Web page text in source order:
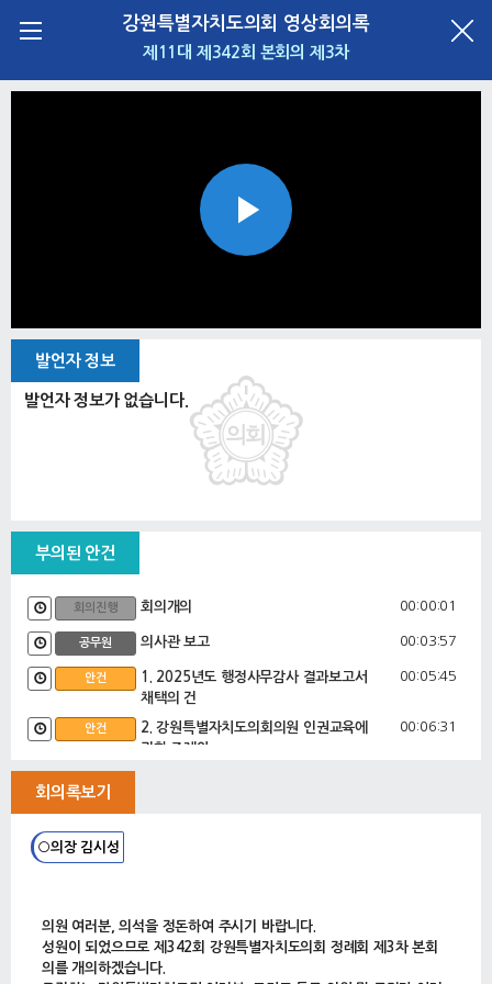
강원특별자치도의회 영상회의록
제11대 제342회 본회의 제3차
Play
발언자 정보
발언자 정보가 없습니다.
부의된 안건
회의진행 회의개의 00:00:01
공무원 의사관 보고 00:03:57
안건
1. 2025년도 행정사무감사 결과보고서
채택의 건
00:05:45
안건
2. 강원특별자치도의회의원 인권교육에
관한 조례안
00:06:31
안건
조례안
6. 강원특별자치도청 어린이집 운영 사무
의 민간위탁 동의안
회의록보기
○의장 김시성
의원 여러분, 의석을 정돈하여 주시기 바랍니다.
성원이 되었으므로 제342회 강원특별자치도의회 정례회 제3차 본회
의를 개의하겠습니다.